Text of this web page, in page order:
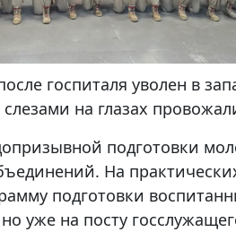
госпиталя уволен в
на глазах
подготовки
На
подготовки
уже на посту